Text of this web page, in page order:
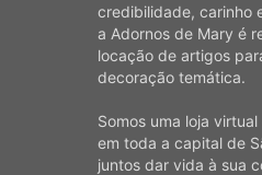
credibilidade, carinho
a Adornos de Mary é
locação de artigos
decoração temática.
Somos uma loja
em toda a capital de
juntos dar vida à sua